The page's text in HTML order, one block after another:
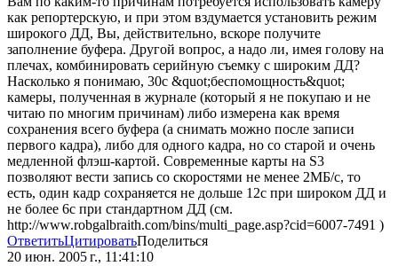
как репортерскую, и при этом вздумается установить режим
широкого ДД, Вы, действительно, вскоре получите
заполнение буфера. Другой вопрос, а надо ли, имея голову на
плечах, комбинировать серийную съемку с широким ДД?
Насколько я понимаю, 30с &quot;беспомощность&quot;
камеры, полученная в журнале (который я не покупаю и не
читаю по многим причинам) либо измерена как время
сохранения всего буфера (а снимать можно после записи
первого кадра), либо для одного кадра, но со старой и очень
медленной флэш-картой. Современные карты на S3
позволяют вести запись со скоростями не менее 2МБ/с, то
есть, один кадр сохраняется не дольше 12с при широком ДД и
не более 6с при стандартном ДД (см.
http://www.robgalbraith.com/bins/multi_page.asp?cid=6007-7491 )
ОтветитьЦитироватьПоделиться
20 июн. 2005 г., 11:41:10